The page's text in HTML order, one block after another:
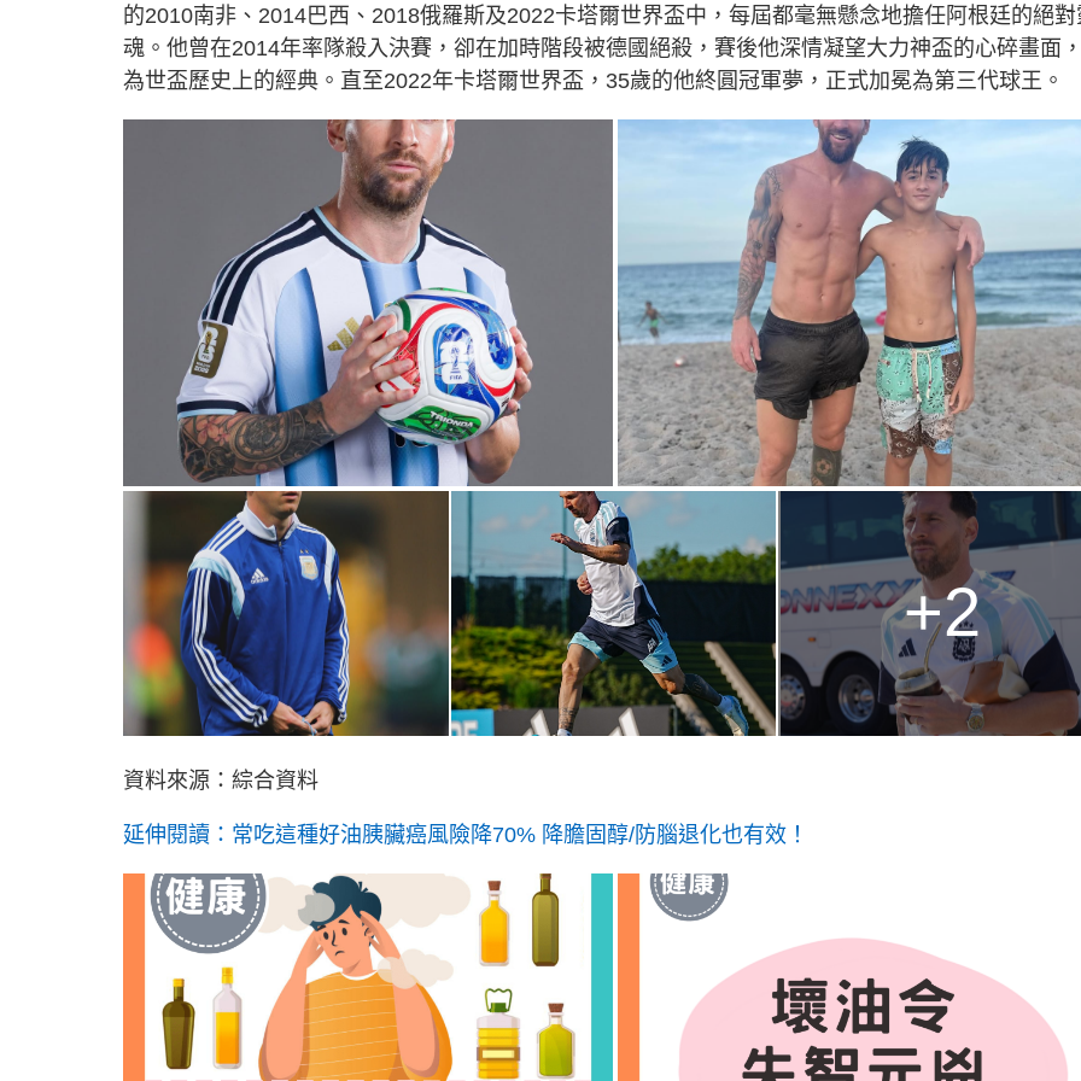
的2010南非、2014巴西、2018俄羅斯及2022卡塔爾世界盃中，每屆都毫無懸念地擔任阿根廷的絕對
魂。他曾在2014年率隊殺入決賽，卻在加時階段被德國絕殺，賽後他深情凝望大力神盃的心碎畫面
為世盃歷史上的經典。直至2022年卡塔爾世界盃，35歲的他終圓冠軍夢，正式加冕為第三代球王。
+2
資料來源：綜合資料
延伸閱讀：常吃這種好油胰臟癌風險降70% 降膽固醇/防腦退化也有效！